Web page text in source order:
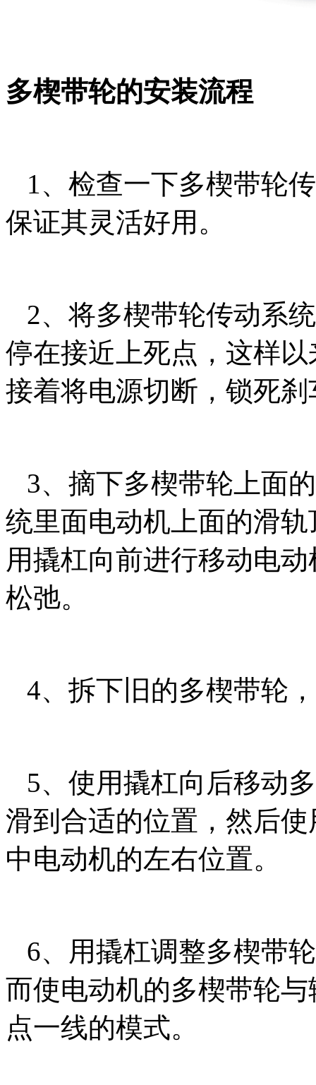
多楔带轮的安装流程
1、检查一下多楔带轮
保证其灵活好用。
2、将多楔带轮传动系
停在接近上死点，这样
接着将电源切断，锁死
3、摘下多楔带轮上面
统里面电动机上面的滑
用撬杠向前进行移动电
松弛。
4、拆下旧的多楔带轮
5、使用撬杠向后移动
滑到合适的位置，然后
中电动机的左右位置。
6、用撬杠调整多楔带
而使电动机的多楔带轮
点一线的模式。